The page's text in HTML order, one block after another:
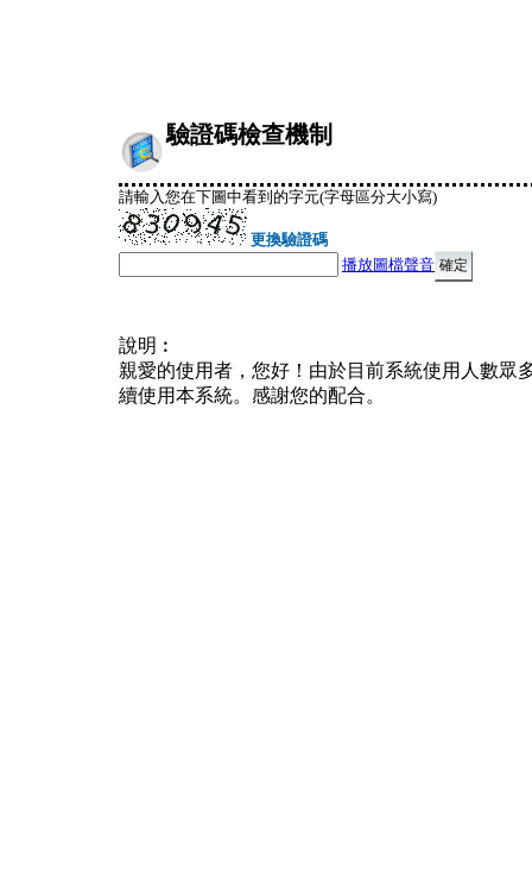
驗證碼檢查機制
請輸入您在下圖中看到的字元(字母區分大小寫)
更換驗證碼
播放圖檔聲音
說明︰
親愛的使用者，您好！由於目前系統使用人數眾
續使用本系統。感謝您的配合。